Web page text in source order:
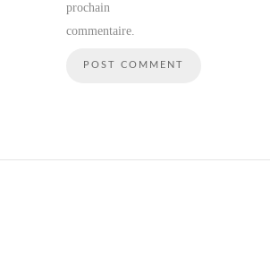
prochain
commentaire.